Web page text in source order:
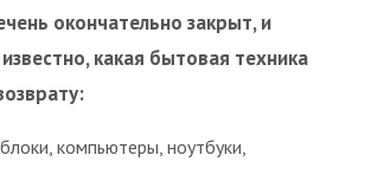
окончательно закрыт, и
какая бытовая техника
компьютеры, ноутбуки,